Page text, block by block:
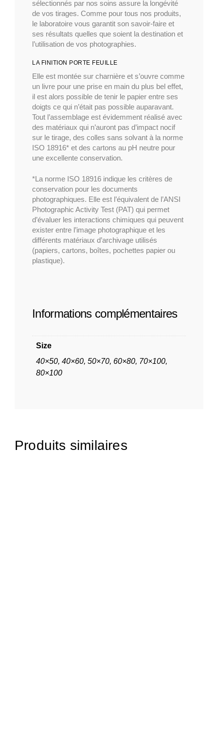
sélectionnés par nos soins assure la longévité
de vos tirages. Comme pour tous nos produits,
le laboratoire vous garantit son savoir-faire et
ses résultats quelles que soient la destination et
l’utilisation de vos photographies.
LA FINITION PORTE FEUILLE
Elle est montée sur charnière et s’ouvre comme
un livre pour une prise en main du plus bel effet,
il est alors possible de tenir le papier entre ses
doigts ce qui n’était pas possible auparavant.
Tout l’assemblage est évidemment réalisé avec
des matériaux qui n’auront pas d’impact nocif
sur le tirage, des colles sans solvant à la norme
ISO 18916* et des cartons au pH neutre pour
une excellente conservation.
*La norme ISO 18916 indique les critères de
conservation pour les documents
photographiques. Elle est l’équivalent de l’ANSI
Photographic Activity Test (PAT) qui permet
d’évaluer les interactions chimiques qui peuvent
exister entre l’image photographique et les
différents matériaux d’archivage utilisés
(papiers, cartons, boîtes, pochettes papier ou
plastique).
Informations complémentaires
Size
40×50, 40×60, 50×70, 60×80, 70×100,
80×100
Produits similaires